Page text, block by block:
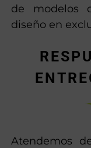
de modelos
diseño en
Atendemos